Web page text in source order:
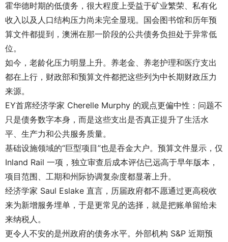
霍华德时期的低债务，很大程度上受益于矿业繁荣、私有化
收入以及人口结构压力尚未完全显现。国会图书馆和历年预
算文件都提到，澳洲在那一阶段的公共债务负担处于异常低
位。
如今，老龄化压力明显上升。养老金、养老护理和医疗支出
都在上行，财政部和预算文件都把这些列为中长期财政压力
来源。
EY首席经济学家 Cherelle Murphy 的观点更偏中性：问题不
只是债务数字本身，而是这些支出是否真正提升了生活水
平、生产力和公共服务质量。
基础设施领域的“巨型项目”也是吞金大户。预算文件显示，仅
Inland Rail 一项，独立审查后成本评估已远高于早年版本，
项目范围、工期和州际协调复杂度都显著上升。
经济学家 Saul Eslake 直言，历届政府都不愿通过更高税收
来为新增服务埋单，于是更常见的选择，就是把账单留给未
来纳税人。
更令人不安的是州政府的债务水平。外部机构 S&P 近期预